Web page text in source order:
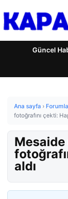
Güncel
Ana sayfa ›
fotoğrafını çekti:
Mesaide
aldı